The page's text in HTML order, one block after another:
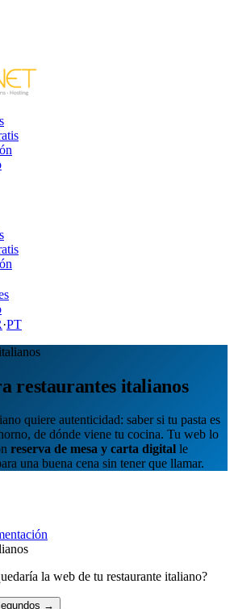
·PT
restaurantes italianos
quiere autenticidad: saber si tu pasta es
de dónde viene tu cocina. Tu web lo
reserva de mesa y carta digital le
una buena cena sin tener que llamar.
la web de tu restaurante italiano?
→